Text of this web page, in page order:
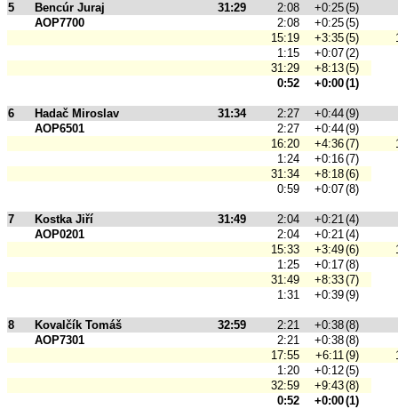
5 Bencúr Juraj 31:29 2:08 +0:25(5)
AOP7700
2:08 +0:25(5)
15:19
+3:35(5)
1:15
+0:07(2)
31:29
+8:13(5)
0:52
+0:00(1)
6 Hadač Miroslav 31:34 2:27 +0:44(9)
AOP6501
2:27 +0:44(9)
16:20
+4:36(7)
1:24
+0:16(7)
31:34
+8:18(6)
0:59
+0:07(8)
7 Kostka Jiří 31:49 2:04 +0:21(4)
AOP0201
2:04 +0:21(4)
15:33
+3:49(6)
1:25
+0:17(8)
31:49
+8:33(7)
1:31
+0:39(9)
8 Kovalčík Tomáš 32:59 2:21 +0:38(8)
AOP7301
2:21 +0:38(8)
17:55
+6:11(9)
1:20
+0:12(5)
32:59
+9:43(8)
0:52
+0:00(1)